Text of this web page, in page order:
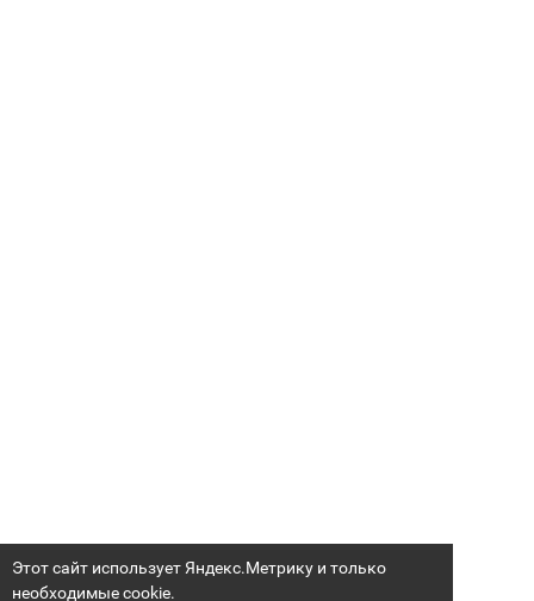
Этот сайт использует Яндекс.Метрику и только
необходимые cookie.